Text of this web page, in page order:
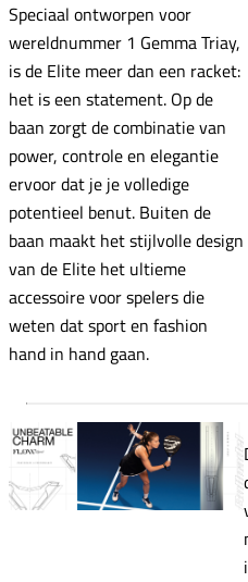
Speciaal ontworpen voor
wereldnummer 1 Gemma Triay,
is de Elite meer dan een racket:
het is een statement. Op de
baan zorgt de combinatie van
power, controle en elegantie
ervoor dat je je volledige
potentieel benut. Buiten de
baan maakt het stijlvolle design
van de Elite het ultieme
accessoire voor spelers die
weten dat sport en fashion
hand in hand gaan.